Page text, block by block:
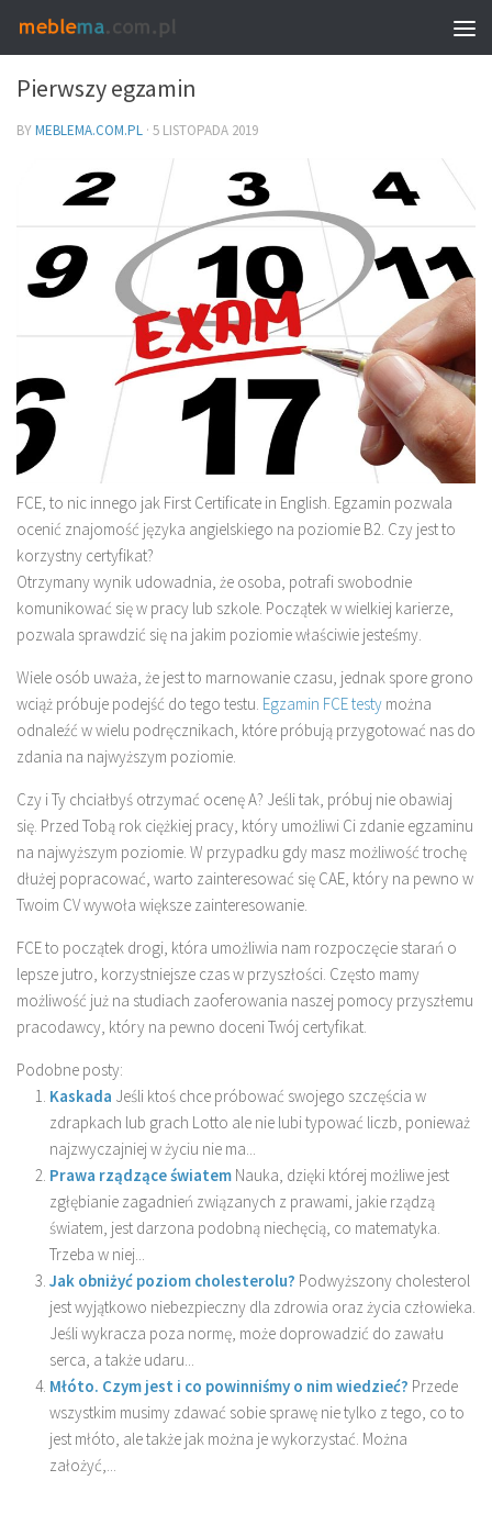
INNE
Pierwszy egzamin
BYMEBLEMA.COM.PL · 5 LISTOPADA 2019
FCE, to nic innego jak First Certificate in English. Egzamin pozwala
ocenić znajomość języka angielskiego na poziomie B2. Czy jest to
korzystny certyfikat?
Otrzymany wynik udowadnia, że osoba, potrafi swobodnie
komunikować się w pracy lub szkole. Początek w wielkiej karierze,
pozwala sprawdzić się na jakim poziomie właściwie jesteśmy.
Wiele osób uważa, że jest to marnowanie czasu, jednak spore grono
wciąż próbuje podejść do tego testu. Egzamin FCE testy można
odnaleźć w wielu podręcznikach, które próbują przygotować nas do
zdania na najwyższym poziomie.
Czy i Ty chciałbyś otrzymać ocenę A? Jeśli tak, próbuj nie obawiaj
się. Przed Tobą rok ciężkiej pracy, który umożliwi Ci zdanie egzaminu
na najwyższym poziomie. W przypadku gdy masz możliwość trochę
dłużej popracować, warto zainteresować się CAE, który na pewno w
Twoim CV wywoła większe zainteresowanie.
FCE to początek drogi, która umożliwia nam rozpoczęcie starań o
lepsze jutro, korzystniejsze czas w przyszłości. Często mamy
możliwość już na studiach zaoferowania naszej pomocy przyszłemu
pracodawcy, który na pewno doceni Twój certyfikat.
Podobne posty:
Kaskada Jeśli ktoś chce próbować swojego szczęścia w
zdrapkach lub grach Lotto ale nie lubi typować liczb, ponieważ
najzwyczajniej w życiu nie ma...
Prawa rządzące światem Nauka, dzięki której możliwe jest
zgłębianie zagadnień związanych z prawami, jakie rządzą
światem, jest darzona podobną niechęcią, co matematyka.
Trzeba w niej...
Jak obniżyć poziom cholesterolu? Podwyższony cholesterol
jest wyjątkowo niebezpieczny dla zdrowia oraz życia człowieka.
Jeśli wykracza poza normę, może doprowadzić do zawału
serca, a także udaru...
Młóto. Czym jest i co powinniśmy o nim wiedzieć? Przede
wszystkim musimy zdawać sobie sprawę nie tylko z tego, co to
jest młóto, ale także jak można je wykorzystać. Można
założyć,...